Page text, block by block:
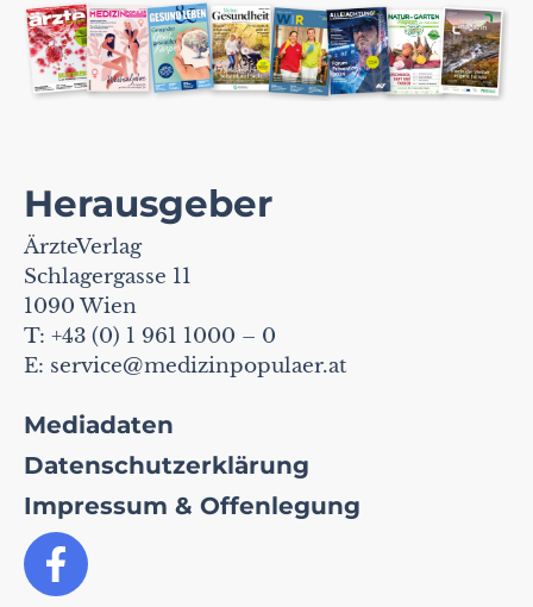
Herausgeber
ÄrzteVerlag
Schlagergasse 11
1090 Wien
T: +43 (0) 1 961 1000 – 0
E: service@medizinpopulaer.at
Mediadaten
Datenschutzerklärung
Impressum & Offenlegung